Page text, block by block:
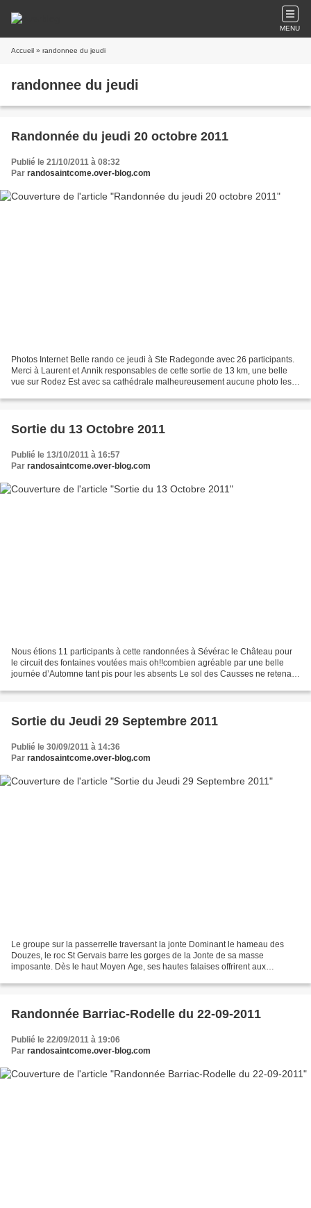
MENU
Accueil » randonnee du jeudi
randonnee du jeudi
Randonnée du jeudi 20 octobre 2011
Publié le 21/10/2011 à 08:32
Par randosaintcome.over-blog.com
Photos Internet Belle rando ce jeudi à Ste Radegonde avec 26 participants.
Merci à Laurent et Annik responsables de cette sortie de 13 km, une belle
vue sur Rodez Est avec sa cathédrale malheureusement aucune photo les
Sortie du 13 Octobre 2011
Publié le 13/10/2011 à 16:57
Par randosaintcome.over-blog.com
Nous étions 11 participants à cette randonnées à Sévérac le Château pour
le circuit des fontaines voutées mais oh!!combien agréable par une belle
journée d’Automne tant pis pour les absents Le sol des Causses ne retenant
Sortie du Jeudi 29 Septembre 2011
Publié le 30/09/2011 à 14:36
Par randosaintcome.over-blog.com
Le groupe sur la passerrelle traversant la jonte Dominant le hameau des
Douzes, le roc St Gervais barre les gorges de la Jonte de sa masse
imposante. Dès le haut Moyen Age, ses hautes falaises offrirent aux
Randonnée Barriac-Rodelle du 22-09-2011
Publié le 22/09/2011 à 19:06
Par randosaintcome.over-blog.com